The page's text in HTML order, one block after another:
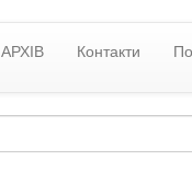
АРХІВ Контакти